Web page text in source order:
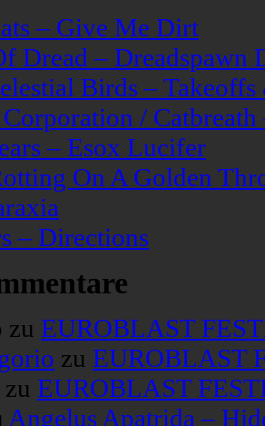
– Give Me Dirt
Dread – Dreadspawn
Birds –
/
– Esox Lucifer
On A Golden
– Directions
zu EUROBLAST
zu EUROBLAST
zu EUROBLAST
Angelus Apatrida –